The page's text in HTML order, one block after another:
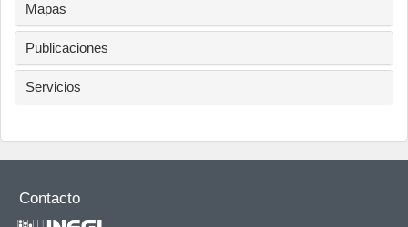
Mapas
Publicaciones
Servicios
Contacto